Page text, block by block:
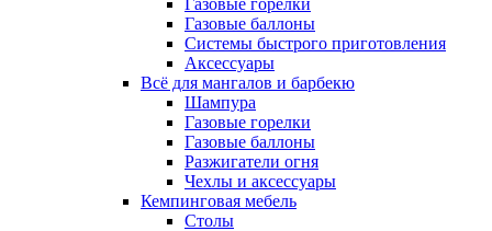
Газовые горелки
Газовые баллоны
Системы быстрого приготовления
Аксессуары
Всё для мангалов и барбекю
Шампура
Газовые горелки
Газовые баллоны
Разжигатели огня
Чехлы и аксессуары
Кемпинговая мебель
Столы